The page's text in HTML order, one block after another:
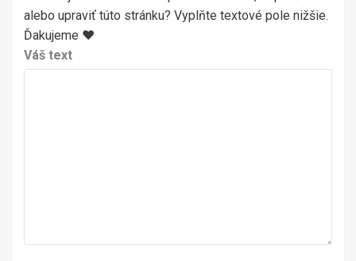
alebo upraviť túto stránku? Vyplňte textové pole nižšie.
Ďakujeme ♥
Váš text